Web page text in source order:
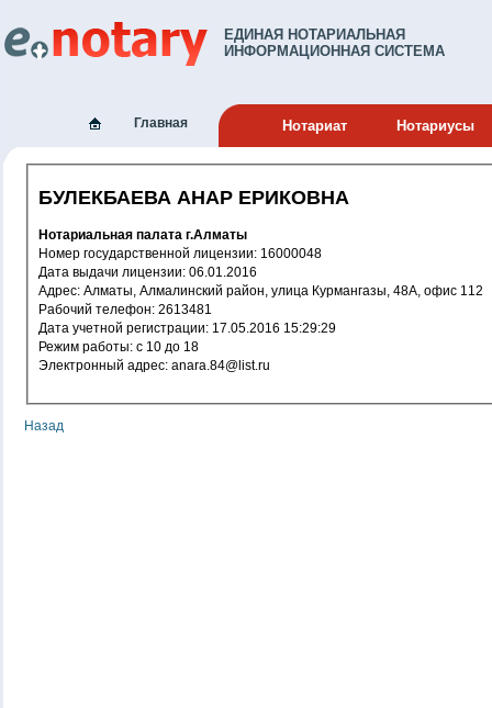
ЕДИНАЯ НОТАРИАЛЬНАЯ
ИНФОРМАЦИОННАЯ СИСТЕМА
Главная Нотариат Нотариусы
БУЛЕКБАЕВА АНАР ЕРИКОВНА
Нотариальная палата г.Алматы
Номер государственной лицензии: 16000048
Дата выдачи лицензии: 06.01.2016
Адрес: Алматы, Алмалинский район, улица Курмангазы, 48А, офис 112
Рабочий телефон: 2613481
Дата учетной регистрации: 17.05.2016 15:29:29
Режим работы: c 10 до 18
Электронный адрес: anara.84@list.ru
Назад